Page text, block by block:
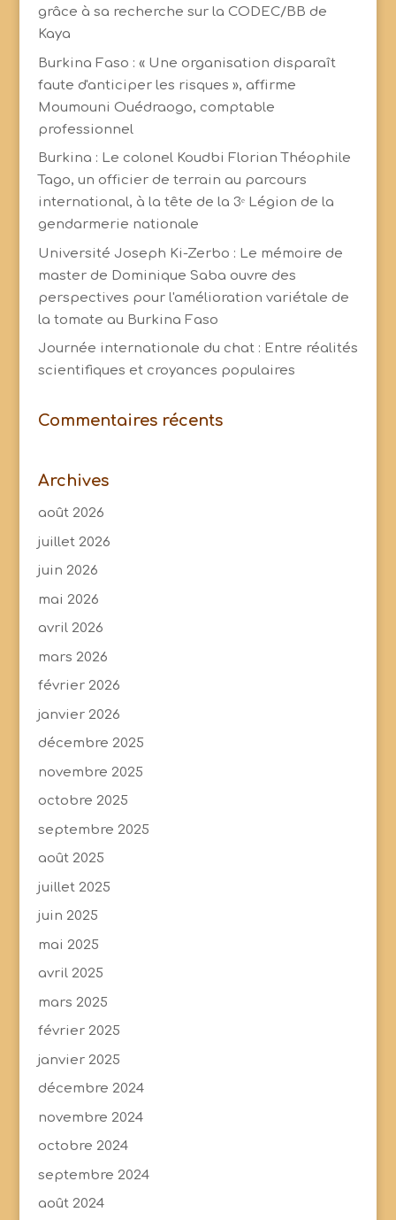
grâce à sa recherche sur la CODEC/BB de
Kaya
Burkina Faso : « Une organisation disparaît
faute d'anticiper les risques », affirme
Moumouni Ouédraogo, comptable
professionnel
Burkina : Le colonel Koudbi Florian Théophile
Tago, un officier de terrain au parcours
international, à la tête de la 3ᵉ Légion de la
gendarmerie nationale
Université Joseph Ki-Zerbo : Le mémoire de
master de Dominique Saba ouvre des
perspectives pour l'amélioration variétale de
la tomate au Burkina Faso
Journée internationale du chat : Entre réalités
scientifiques et croyances populaires
Commentaires récents
Archives
août 2026
juillet 2026
juin 2026
mai 2026
avril 2026
mars 2026
février 2026
janvier 2026
décembre 2025
novembre 2025
octobre 2025
septembre 2025
août 2025
juillet 2025
juin 2025
mai 2025
avril 2025
mars 2025
février 2025
janvier 2025
décembre 2024
novembre 2024
octobre 2024
septembre 2024
août 2024